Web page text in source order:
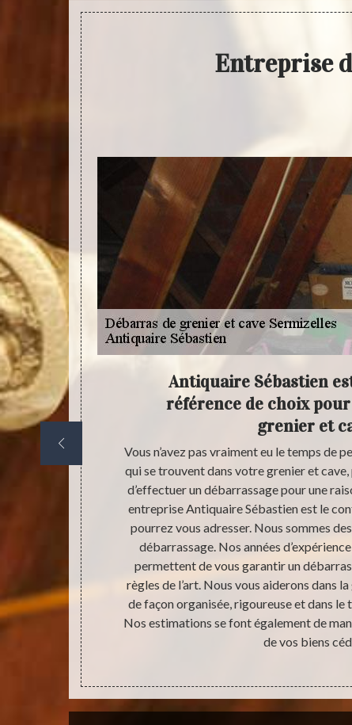
Entreprise
pour
de nos
Antiquaire Sébastien
référence de choix
grenier et
Vous n’avez pas vraiment eu le temps de
qui se trouvent dans votre grenier et
d’effectuer un débarrassage pour une
entreprise Antiquaire Sébastien est le
pourrez vous adresser. Nous sommes
débarrassage. Nos années
permettent de vous garantir un
règles de l’art. Nous vous aiderons dans
de façon organisée, rigoureuse et dans
Nos estimations se font également de
de vos biens